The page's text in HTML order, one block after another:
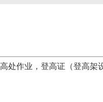
处作业，登高证（登高架